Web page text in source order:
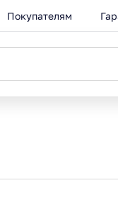
Покупателям